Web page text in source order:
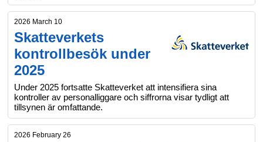
2026 March 10
Skatteverkets
kontrollbesök under
2025
Under 2025 fortsatte Skatteverket att intensifiera sina
kontroller av personalliggare och siffrorna visar tydligt att
tillsynen är omfattande.
2026 February 26